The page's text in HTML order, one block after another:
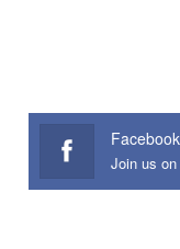
Facebook
Join us